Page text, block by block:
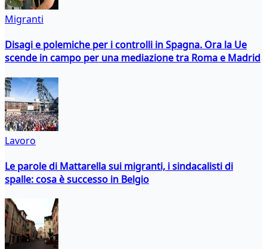
Migranti
Disagi e polemiche per i controlli in Spagna. Ora la Ue
scende in campo per una mediazione tra Roma e Madrid
Lavoro
Le parole di Mattarella sui migranti, i sindacalisti di
spalle: cosa è successo in Belgio